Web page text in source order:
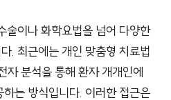
술이나 화학요법을 넘어 다양한
. 최근에는 개인 맞춤형 치료법
자 분석을 통해 환자 개개인에
는 방식입니다. 이러한 접근은